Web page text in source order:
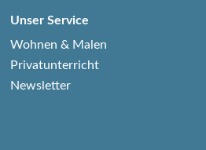
Unser Service
Wohnen & Malen
Privatunterricht
Newsletter